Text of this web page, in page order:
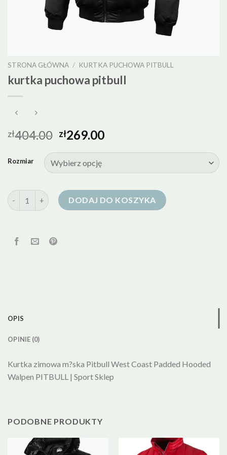
STRONA GŁÓWNA / KURTKA PUCHOWA PITBULL
kurtka puchowa pitbull
zł404.00 zł269.00
Rozmiar
ilość kurtka puchowa pitbullDODAJ DO KOSZYKA
OPIS
OPINIE (0)
Kurtka zimowa m?ska Pitbull West Coast Padded Hooded
Walpen PITBULL | Sport Sklep
PODOBNE PRODUKTY